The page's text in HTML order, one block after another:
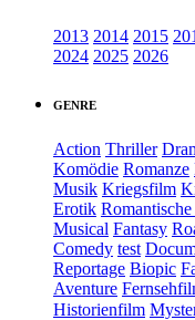
2013 2014 2015
2024 2025 2026
GENRE
Action Thriller
Komödie Romanze
Musik Kriegsfilm
Erotik
Musical Fantasy
Comedy test
Reportage Biopic
Aventure
Historienfilm